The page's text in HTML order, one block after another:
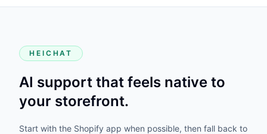
HEICHAT
AI support that feels native to
your storefront.
Start with the Shopify app when possible, then fall back to